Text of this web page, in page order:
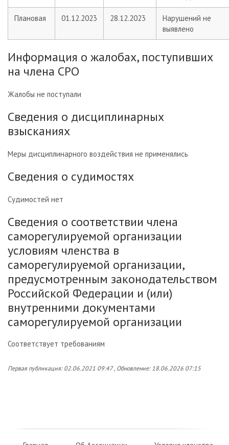
Плановая 01.12.2023 28.12.2023
Нарушений не
выявлено
Информация о жалобах, поступивших
на члена СРО
Жалобы не поступали
Сведения о дисциплинарных
взысканиях
Меры дисциплинарного воздействия не применялись
Сведения о судимостях
Судимостей нет
Сведения о соответствии члена
саморегулируемой организации
условиям членства в
саморегулируемой организации,
предусмотренным законодательством
Российской Федерации и (или)
внутренними документами
саморегулируемой организации
Соответствует требованиям
Первая публикация: 02.06.2021 09:47 , Обновление: 18.06.2026 07:15